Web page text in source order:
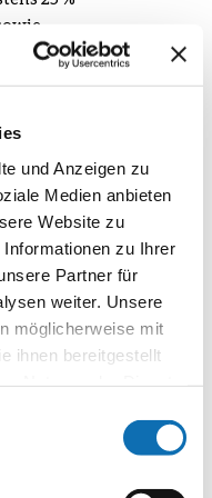
und Anzeigen zu
Medien anbieten
Website zu
zu Ihrer
Partner für
weiter. Unsere
möglicherweise mit
ihnen bereitgestellt
Kommunen
weiterer
(Sie fragen
antragsberechtigt?
36 nach in der
für kommunalen